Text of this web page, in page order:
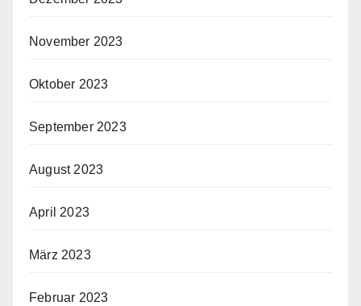
November 2023
Oktober 2023
September 2023
August 2023
April 2023
März 2023
Februar 2023